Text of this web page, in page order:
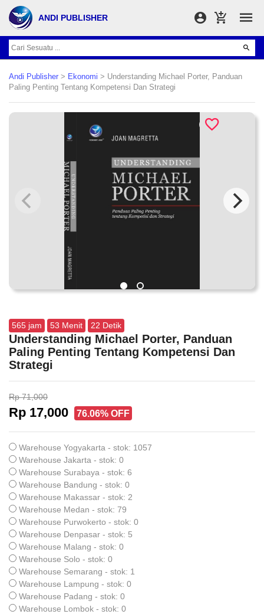
ANDI PUBLISHER
Andi Publisher > Ekonomi > Understanding Michael Porter, Panduan
Paling Penting Tentang Kompetensi Dan Strategi
565 jam 53 Menit 22 Detik
Understanding Michael Porter, Panduan
Paling Penting Tentang Kompetensi Dan
Strategi
Rp 71,000
Rp 17,000 76.06% OFF
Warehouse Yogyakarta - stok: 1057
Warehouse Jakarta - stok: 0
Warehouse Surabaya - stok: 6
Warehouse Bandung - stok: 0
Warehouse Makassar - stok: 2
Warehouse Medan - stok: 79
Warehouse Purwokerto - stok: 0
Warehouse Denpasar - stok: 5
Warehouse Malang - stok: 0
Warehouse Solo - stok: 0
Warehouse Semarang - stok: 1
Warehouse Lampung - stok: 0
Warehouse Padang - stok: 0
Warehouse Lombok - stok: 0